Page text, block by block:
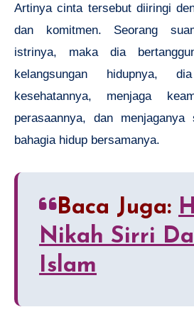
Artinya cinta tersebut diiringi
dan komitmen. Seorang
istrinya, maka dia
kelangsungan hidupnya,
kesehatannya, menjaga
perasaannya, dan
bahagia hidup bersamanya.
Baca Juga:
Nikah Sirri
Islam